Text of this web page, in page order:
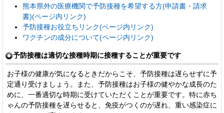
熊本県外の医療機関で予防接種を希望する方(申請書・請求
書)(ページ内リンク)
予防接種お役立ちリンク(ページ内リンク)
ワクチンの成分について(ページ内リンク)
予防接種は適切な接種時期に接種することが重要です
お子様の健康が気になるときだからこそ、予防接種は遅らせずに予
定通り受けましょう。また、予防接種はお子様の健やかな成長のた
めに、一番適切な時期に受けていただくことが重要です。特に赤ち
ゃんの予防接種を遅らせると、免疫がつくのが遅れ、重い感染症に